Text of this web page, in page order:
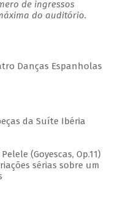
de ingressos
do auditório.
Danças Espanholas
da Suíte Ibéria
(Goyescas, Op.11)
sérias sobre um